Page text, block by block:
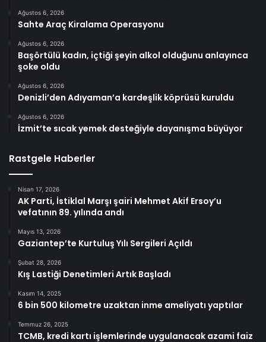
Ağustos 6, 2026
Sahte Araç Kiralama Operasyonu
Ağustos 6, 2026
Başörtülü kadın, içtiği şeyin alkol olduğunu anlayınca
şoke oldu
Ağustos 6, 2026
Denizli’den Adıyaman’a kardeşlik köprüsü kuruldu
Ağustos 6, 2026
İzmit’te sıcak yemek desteğiyle dayanışma büyüyor
Rastgele Haberler
Nisan 17, 2026
AK Parti, İstiklal Marşı şairi Mehmet Akif Ersoy’u
vefatının 89. yılında andı
Mayıs 13, 2026
Gaziantep’te Kurtuluş Yılı Sergileri Açıldı
Şubat 28, 2026
Kış Lastiği Denetimleri Artık Başladı
Kasım 14, 2025
6 bin 500 kilometre uzaktan inme ameliyatı yaptılar
Temmuz 26, 2025
TCMB, kredi kartı işlemlerinde uygulanacak azami faiz